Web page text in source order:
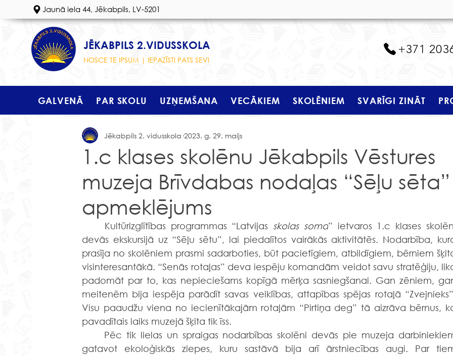
Jaunā iela 44, Jēkabpils, LV-5201
JĒKABPILS 2.VIDUSSKOLA
NOSCE TE IPSUM | IEPAZĪSTI PATS SEVI
+371
GALVENĀ PAR SKOLU UZŅEMŠANA VECĀKIEM SKOLĒNIEM SVARĪGI ZINĀT
1.c klases skolēnu Jēkabpils Vēstures
muzeja Brīvdabas nodaļas “Sēļu sēta”
apmeklējums
Jēkabpils 2. vidusskola 2023. g. 29. maijs
Kultūrizglītības programmas “Latvijas skolas soma” ietvaros 1.c klases
devās ekskursijā uz “Sēļu sētu”, lai piedalītos vairākās aktivitātēs. Nodarbība,
prasīja no skolēniem prasmi sadarboties, būt pacietīgiem, atbildīgiem, bērniem
visinteresantākā. “Senās rotaļas” deva iespēju komandām veidot savu stratēģiju,
padomāt par to, kas nepieciešams kopīgā mērķa sasniegšanai. Gan zēniem,
meitenēm bija iespēja parādīt savas veiklības, attapības spējas rotaļā
Visu paaudžu viena no iecienītākajām rotaļām “Pirtiņa deg” tā aizrāva bērnus,
pavadītais laiks muzejā šķita tik īss.
gatavot ekoloģiskās ziepes, kuru sastāvā bija arī ārstniecības augi. Par